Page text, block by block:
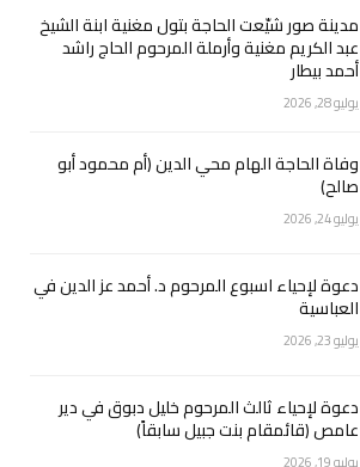
مدينة صور شيّعت الحاجة بتول مغنية ابنة الشيخ
عبد الكريم مغنية وأرملة المرحوم الحاج راشد
أحمد بيطار
يوليو 28, 2026
وفاة الحاجة الهام محي الدين (أم محمود أبو
صالح)
يوليو 24, 2026
دعوة لإحياء اسبوع المرحوم د. أحمد عز الدين في
العباسية
يوليو 23, 2026
دعوة لإحياء ثالث المرحوم خليل دبوق في دير
عامص (قائمقام بنت جبيل سابقاً)
يوليو 19, 2026